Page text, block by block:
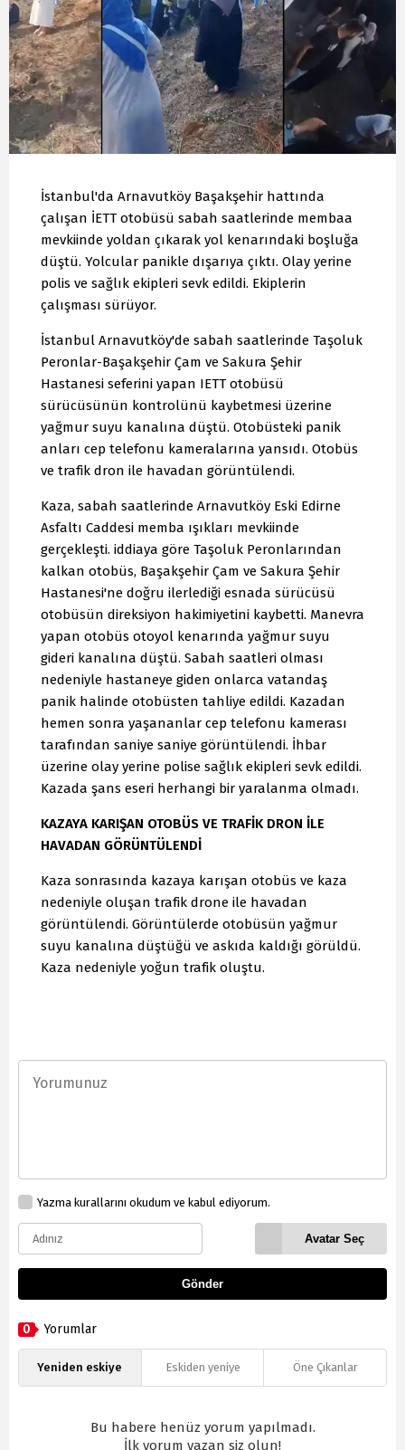
İstanbul'da Arnavutköy Başakşehir hattında
çalışan İETT otobüsü sabah saatlerinde membaa
mevkiinde yoldan çıkarak yol kenarındaki boşluğa
düştü. Yolcular panikle dışarıya çıktı. Olay yerine
polis ve sağlık ekipleri sevk edildi. Ekiplerin
çalışması sürüyor.
İstanbul Arnavutköy'de sabah saatlerinde Taşoluk
Peronlar-Başakşehir Çam ve Sakura Şehir
Hastanesi seferini yapan IETT otobüsü
sürücüsünün kontrolünü kaybetmesi üzerine
yağmur suyu kanalına düştü. Otobüsteki panik
anları cep telefonu kameralarına yansıdı. Otobüs
ve trafik dron ile havadan görüntülendi.
Kaza, sabah saatlerinde Arnavutköy Eski Edirne
Asfaltı Caddesi memba ışıkları mevkiinde
gerçekleşti. iddiaya göre Taşoluk Peronlarından
kalkan otobüs, Başakşehir Çam ve Sakura Şehir
Hastanesi'ne doğru ilerlediği esnada sürücüsü
otobüsün direksiyon hakimiyetini kaybetti. Manevra
yapan otobüs otoyol kenarında yağmur suyu
gideri kanalına düştü. Sabah saatleri olması
nedeniyle hastaneye giden onlarca vatandaş
panik halinde otobüsten tahliye edildi. Kazadan
hemen sonra yaşananlar cep telefonu kamerası
tarafından saniye saniye görüntülendi. İhbar
üzerine olay yerine polise sağlık ekipleri sevk edildi.
Kazada şans eseri herhangi bir yaralanma olmadı.
KAZAYA KARIŞAN OTOBÜS VE TRAFİK DRON İLE
HAVADAN GÖRÜNTÜLENDİ
Kaza sonrasında kazaya karışan otobüs ve kaza
nedeniyle oluşan trafik drone ile havadan
görüntülendi. Görüntülerde otobüsün yağmur
suyu kanalına düştüğü ve askıda kaldığı görüldü.
Kaza nedeniyle yoğun trafik oluştu.
Yazma kurallarını okudum ve kabul ediyorum.
Avatar Seç
Gönder
0 Yorumlar
Yeniden eskiye Eskiden yeniye Öne Çıkanlar
Bu habere henüz yorum yapılmadı.
İlk yorum yazan siz olun!